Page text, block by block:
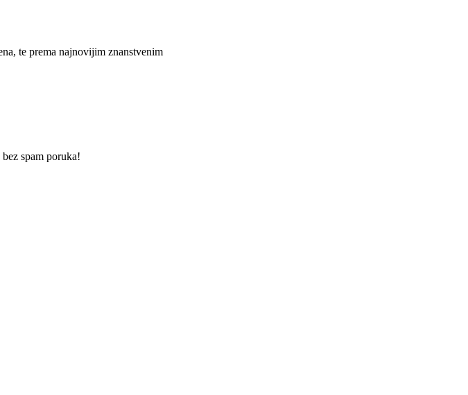
te prema najnovijim znanstvenim
spam poruka!